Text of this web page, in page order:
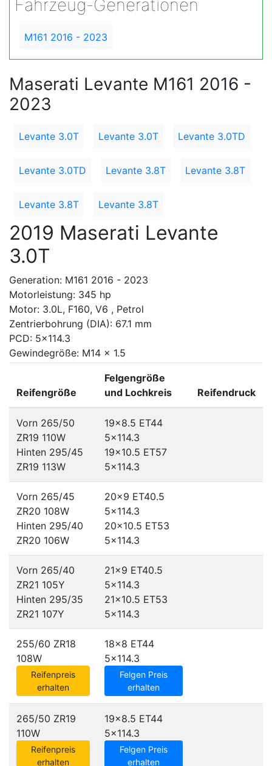
Fahrzeug-Generationen
M161 2016 - 2023
Maserati Levante M161 2016 -
2023
Levante 3.0T Levante 3.0T Levante 3.0TD
Levante 3.0TD Levante 3.8T Levante 3.8T
Levante 3.8T Levante 3.8T
2019 Maserati Levante
3.0T
Generation: M161 2016 - 2023
Motorleistung: 345 hp
Motor: 3.0L, F160, V6 , Petrol
Zentrierbohrung (DIA): 67.1 mm
PCD: 5x114.3
Gewindegröße: M14 x 1.5
Reifengröße
Felgengröße
und Lochkreis
Reifendruck
Vorn 265/50
ZR19 110W
Hinten 295/45
ZR19 113W
19x8.5 ET44
5x114.3
19x10.5 ET57
5x114.3
Vorn 265/45
ZR20 108W
Hinten 295/40
ZR20 106W
20x9 ET40.5
5x114.3
20x10.5 ET53
5x114.3
Vorn 265/40
ZR21 105Y
Hinten 295/35
ZR21 107Y
21x9 ET40.5
5x114.3
21x10.5 ET53
5x114.3
255/60 ZR18
108W
Reifenpreis
erhalten
18x8 ET44
5x114.3
Felgen Preis
erhalten
265/50 ZR19
110W
Reifenpreis
erhalten
19x8.5 ET44
5x114.3
Felgen Preis
erhalten